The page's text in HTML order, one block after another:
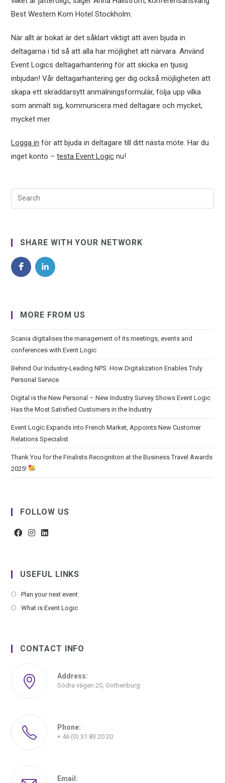
Best Western Kom Hotel Stockholm.
När allt är bokat är det såklart viktigt att även bjuda in
deltagarna i tid så att alla har möjlighet att närvara. Använd
Event Logics deltagarhantering för att skicka en tjusig
inbjudan! Vår deltagarhantering ger dig också möjligheten att
skapa ett skräddarsytt anmälningsformulär, följa upp vilka
som anmält sig, kommunicera med deltagare och mycket,
mycket mer.
Logga in för att bjuda in deltagare till ditt nästa möte. Har du
inget konto –testa Event Logic nu!
SHARE WITH YOUR NETWORK
MORE FROM US
Scania digitalises the management of its meetings, events and
conferences with Event Logic
Behind Our Industry-Leading NPS: How Digitalization Enables Truly
Personal Service
Digital is the New Personal – New Industry Survey Shows Event Logic
Has the Most Satisfied Customers in the Industry
Event Logic Expands into French Market, Appoints New Customer
Relations Specialist
Thank You for the Finalists Recognition at the Business Travel Awards
2025!
FOLLOW US
USEFUL LINKS
Plan your next event
What is Event Logic
CONTACT INFO
Address:
Södra vägen 20, Gothenburg
Phone:
+ 46 (0) 31 83 20 20
Email: